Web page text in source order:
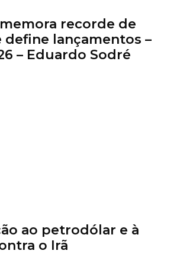
recorde de
define lançamentos –
– Eduardo Sodré
ao petrodólar e à
o Irã